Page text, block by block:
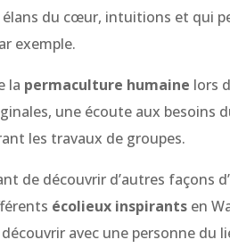
du cœur, intuitions et qui
exemple.
la permaculture humaine lors
une écoute aux besoins
les travaux de groupes.
de découvrir d’autres façons
écolieux inspirants en
avec une personne